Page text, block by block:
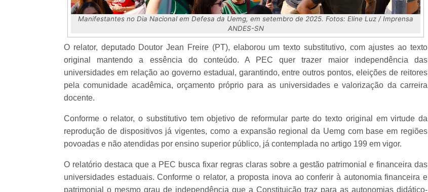
Manifestantes no Dia Nacional em Defesa da Uemg, em setembro de 2025. Fotos: Eline Luz / Imprensa
ANDES-SN
O relator, deputado Doutor Jean Freire (PT), elaborou um texto substitutivo, com ajustes ao texto
original mantendo a essência do conteúdo. A PEC quer trazer maior independência das
universidades em relação ao governo estadual, garantindo, entre outros pontos, eleições de reitores
pela comunidade acadêmica, orçamento próprio para as universidades e valorização da carreira
docente.
Conforme o relator, o substitutivo tem objetivo de reformular parte do texto original em virtude da
reprodução de dispositivos já vigentes, como a expansão regional da Uemg com base em regiões
povoadas e não atendidas por ensino superior público, já contemplada no artigo 199 em vigor.
O relatório destaca que a PEC busca fixar regras claras sobre a gestão patrimonial e financeira das
universidades estaduais. Conforme o relator, a proposta inova ao conferir à autonomia financeira e
patrimonial o mesmo grau de independência que a Constituição traz para as autonomias didático-